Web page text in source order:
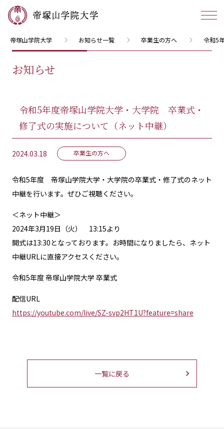
帝塚山学院大学 お知らせ一覧 卒業生の方へ 令和5
お知らせ
令和5年度帝塚山学院大学・大学院 卒業式・
修了式の実施について（ネット中継）
2024.03.18 卒業生の方へ
令和5年度 帝塚山学院大学・大学院の卒業式・修了式のネット
中継を行います。ぜひご視聴ください。
＜ネット中継＞
2024年3月19日（火） 13:15より
開式は13:30となっております。お時間になりましたら、ネット
中継URLに直接アクセスください。
令和5年度 帝塚山学院大学 卒業式
配信URL
https://youtube.com/live/SZ-svp2HT1U?feature=share
一覧に戻る